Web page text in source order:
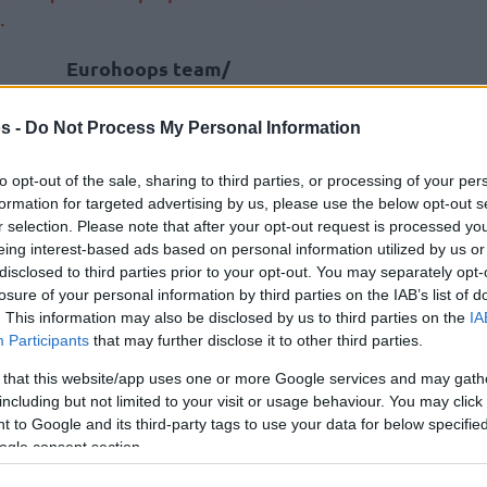
- Do Not Process My Personal Information
opt-out of the sale, sharing to third parties, or processing of your
for targeted advertising by us, please use the below opt-out
selection. Please note that after your opt-out request is processed
interest-based ads based on personal information utilized by us
to third parties prior to your opt-out. You may separately
of your personal information by third parties on the IAB’s list of
This information may also be disclosed by us to third parties on the
Participants that may further disclose it to other third parties.
that this website/app uses one or more Google services and may
but not limited to your visit or usage behaviour. You may
to Google and its third-party tags to use your data for below
consent section.
Eurohoops team/
συνεντεύξεων τουsports.ru των
πρωταγωνιστών του θριάμβου της
ΤΣΣΚΑ στο Final Four της Πράγας το
2006 ο τότε GM της “ομάδας του
στρατού”, Σεργκέι Κούσενκο,
αναφέρθηκε στον Θοδωρή
στο πνευματικό κομμάτι.
δήλωσε μεταξύ άλλων:
και μένα και τον Ντούντα. Εξαιρετικό